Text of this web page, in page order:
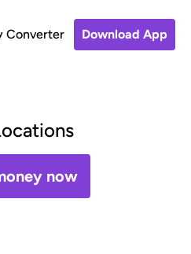
Converter Download App
now